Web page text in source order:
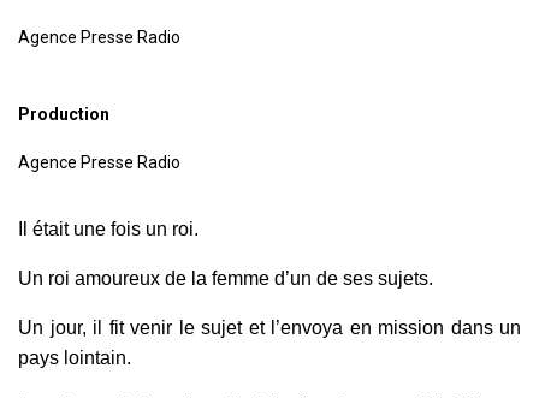
Agence Presse Radio
Production
Agence Presse Radio
Il était une fois un roi.
Un roi amoureux de la femme d’un de ses sujets.
Un jour, il fit venir le sujet et l’envoya en mission dans un
pays lointain.